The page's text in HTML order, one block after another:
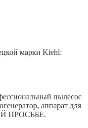
марки Kiehl:
пылесос
аппарат для
ПРОСЬБЕ.